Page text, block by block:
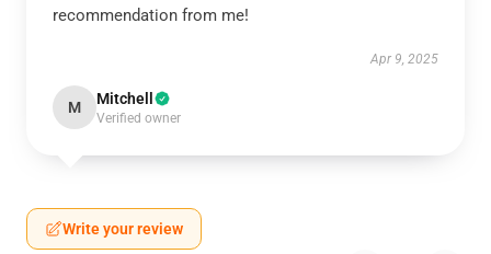
recommendation from me!
Apr 9, 2025
M Mitchell
Verified owner
Write your review